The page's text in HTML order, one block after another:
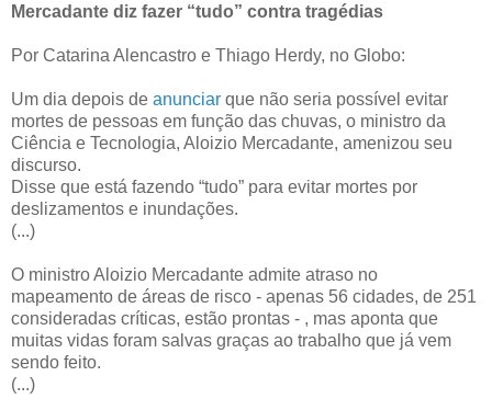
Mercadante diz fazer “tudo” contra tragédias
Por Catarina Alencastro e Thiago Herdy, no Globo:
Um dia depois de anunciar que não seria possível evitar
mortes de pessoas em função das chuvas, o ministro da
Ciência e Tecnologia, Aloizio Mercadante, amenizou seu
discurso.
Disse que está fazendo “tudo” para evitar mortes por
deslizamentos e inundações.
(...)
O ministro Aloizio Mercadante admite atraso no
mapeamento de áreas de risco - apenas 56 cidades, de 251
consideradas críticas, estão prontas - , mas aponta que
muitas vidas foram salvas graças ao trabalho que já vem
sendo feito.
(...)